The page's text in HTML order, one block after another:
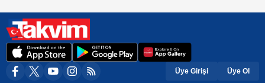
Üye Girişi Üye Ol